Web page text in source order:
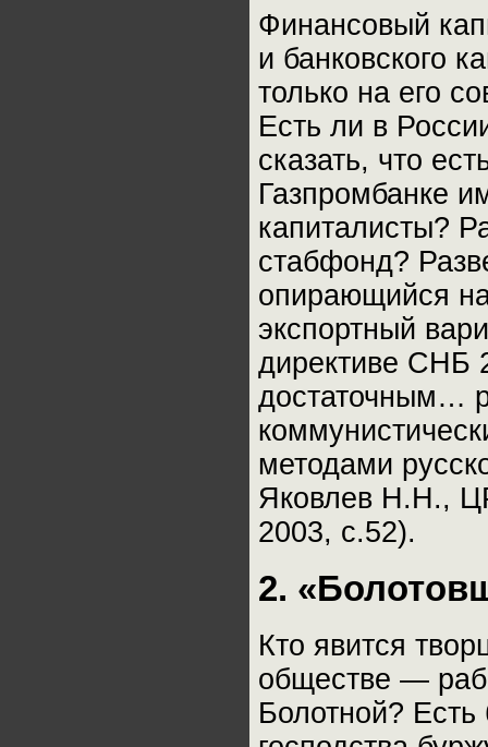
Финансовый
и банковского
только на его
Есть ли в
сказать, что
Газпромбанке
капиталисты?
стабфонд?
опирающийся
экспортный
директиве СНБ
достаточным…
методами
Яковлев Н.Н.,
2003, с.52).
2.
Кто явится
обществе —
Болотной? Есть